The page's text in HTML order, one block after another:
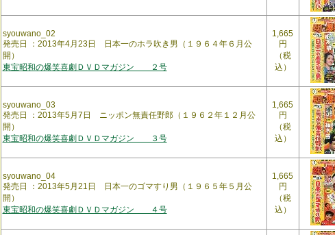
syouwano_02
発売日 ：2013年4月23日 日本一のホラ吹き男（１９６４年６月公
開）
東宝昭和の爆笑喜劇ＤＶＤマガジン ２号
1,665
円
（税
込）
syouwano_03
発売日 ：2013年5月7日 ニッポン無責任野郎（１９６２年１２月公
開）
東宝昭和の爆笑喜劇ＤＶＤマガジン ３号
1,665
円
（税
込）
syouwano_04
発売日 ：2013年5月21日 日本一のゴマすり男（１９６５年５月公
開）
東宝昭和の爆笑喜劇ＤＶＤマガジン ４号
1,665
円
（税
込）